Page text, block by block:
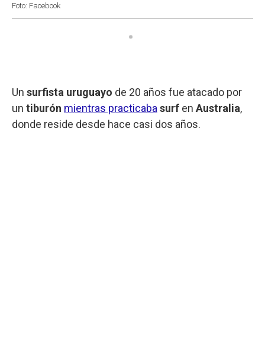
Foto: Facebook
Un surfista uruguayo de 20 años fue atacado por
un tiburón mientras practicaba surf en Australia,
donde reside desde hace casi dos años.